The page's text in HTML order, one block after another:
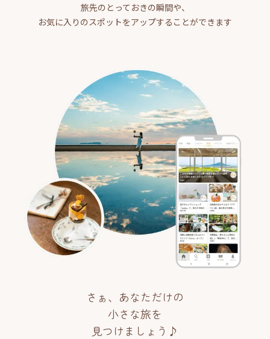
旅先のとっておきの瞬間や、
お気に入りのスポットをアップすることができます
さぁ、あなただけの
小さな旅を
見つけましょう♪